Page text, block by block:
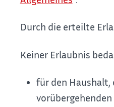
Durch die erteilte
Keiner Erlaubnis
für den Haushalt,
vorübergehenden